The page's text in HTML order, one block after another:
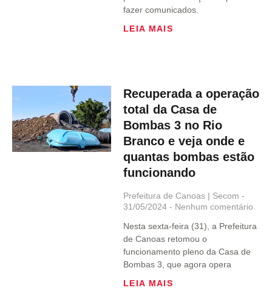
fazer comunicados.
LEIA MAIS
Recuperada a operação
total da Casa de
Bombas 3 no Rio
Branco e veja onde e
quantas bombas estão
funcionando
Prefeitura de Canoas | Secom
31/05/2024
Nenhum comentário
Nesta sexta-feira (31), a Prefeitura
de Canoas retomou o
funcionamento pleno da Casa de
Bombas 3, que agora opera
LEIA MAIS